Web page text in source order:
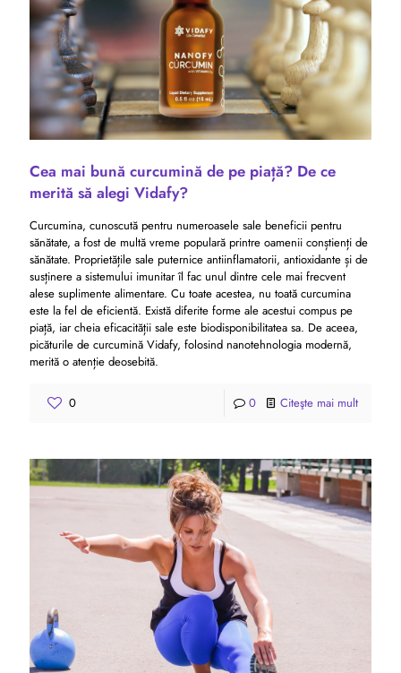
Cea mai bună curcumină de pe piață? De ce
merită să alegi Vidafy?
Curcumina, cunoscută pentru numeroasele sale beneficii pentru
sănătate, a fost de multă vreme populară printre oamenii conștienți de
sănătate. Proprietățile sale puternice antiinflamatorii, antioxidante și de
susținere a sistemului imunitar îl fac unul dintre cele mai frecvent
alese suplimente alimentare. Cu toate acestea, nu toată curcumina
este la fel de eficientă. Există diferite forme ale acestui compus pe
piață, iar cheia eficacității sale este biodisponibilitatea sa. De aceea,
picăturile de curcumină Vidafy, folosind nanotehnologia modernă,
merită o atenție deosebită.
0 0 Citeşte mai mult